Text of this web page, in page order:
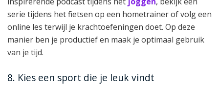
serie tijdens het fietsen op een hometrainer of volg een
online les terwijl je krachtoefeningen doet. Op deze
manier ben je productief en maak je optimaal gebruik
van je tijd.
8. Kies een sport die je leuk vindt